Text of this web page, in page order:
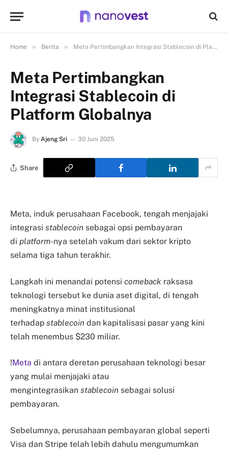
Home » Berita » Meta Pertimbangkan Integrasi Stablecoin di Platform Globalnya
Meta Pertimbangkan
Integrasi Stablecoin di
Platform Globalnya
By Ajeng Sri 30 Juni 2025
Share
Meta, induk perusahaan Facebook, tengah menjajaki
integrasi stablecoin sebagai opsi pembayaran
di platform-nya setelah vakum dari sektor kripto
selama tiga tahun terakhir.
Langkah ini menandai potensi comeback raksasa
teknologi tersebut ke dunia aset digital, di tengah
meningkatnya minat institusional
terhadap stablecoin dan kapitalisasi pasar yang kini
telah menembus $230 miliar.
!Meta di antara deretan perusahaan teknologi besar
yang mulai menjajaki atau
mengintegrasikan stablecoin sebagai solusi
pembayaran.
Sebelumnya, perusahaan pembayaran global seperti
Visa dan Stripe telah lebih dahulu mengumumkan